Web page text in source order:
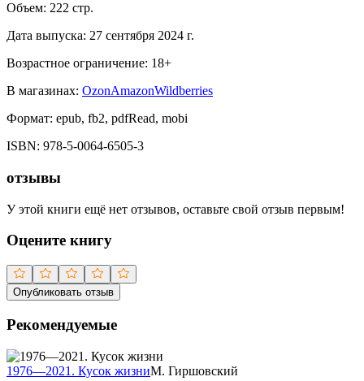
Объем: 222 стр.
Дата выпуска: 27 сентября 2024 г.
Возрастное ограничение: 18+
В магазинах: OzonAmazonWildberries
Формат: epub, fb2, pdfRead, mobi
ISBN: 978-5-0064-6505-3
отзывы
У этой книги ещё нет отзывов, оставьте свой отзыв первым!
Оцените книгу
Опубликовать отзыв
Рекомендуемые
1976—2021. Кусок жизниМ. Гиршовский